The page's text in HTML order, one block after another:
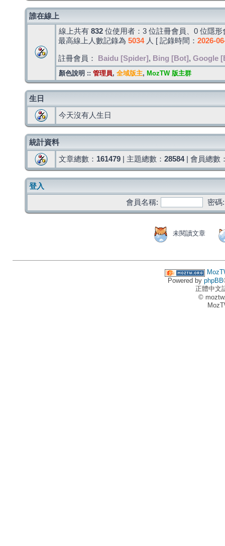
誰在線上
線上共有 832 位使用者：3 位註冊會員、0 位隱
最高線上人數記錄為 5034人 [ 記錄時間： 2026-
註冊會員： Baidu [Spider] , Bing [Bot] , Google
顏色說明 :: 管理員, 全域版主, MozTW 版主群
生日
今天沒有人生日
統計資料
文章總數： 161479 | 主題總數： 28584| 會員總數
登入
會員名稱:
密碼:
未閱讀文章
Powered by phpBB
正體中文
©